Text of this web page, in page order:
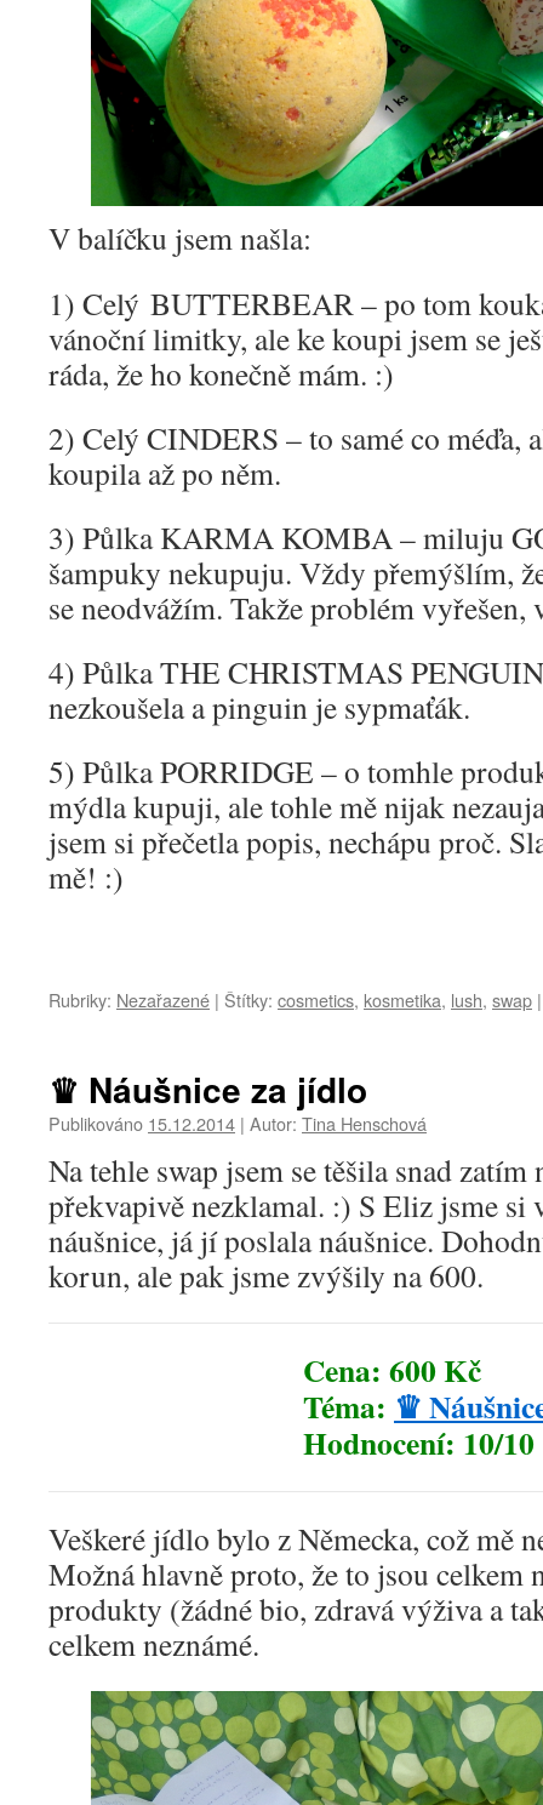
V balíčku jsem našla:
1) Celý BUTTERBEAR – po tom
vánoční limitky, ale ke koupi jsem se
ráda, že ho konečně mám. :)
2) Celý CINDERS – to samé co méďa,
koupila až po něm.
3) Půlka KARMA KOMBA – miluju
šampuky nekupuju. Vždy přemýšlím,
se neodvážím. Takže problém
4) Půlka THE CHRISTMAS
nezkoušela a pinguin je sypmaťák.
5) Půlka PORRIDGE – o tomhle
mýdla kupuji, ale tohle mě nijak
jsem si přečetla popis, nechápu proč.
mě! :)
Rubriky: Nezařazené | Štítky: cosmetics, kosmetika, lush, swap |
♛ Náušnice za jídlo
Publikováno 15.12.2014 | Autor: Tina Henschová
Na tehle swap jsem se těšila snad
překvapivě nezklamal. :) S Eliz jsme
náušnice, já jí poslala náušnice.
korun, ale pak jsme zvýšily na 600.
Cena: 600 Kč
Téma: ♛
Hodnocení: 10/10
Veškeré jídlo bylo z Německa, což mě
Možná hlavně proto, že to jsou celkem
produkty (žádné bio, zdravá výživa a
celkem neznámé.